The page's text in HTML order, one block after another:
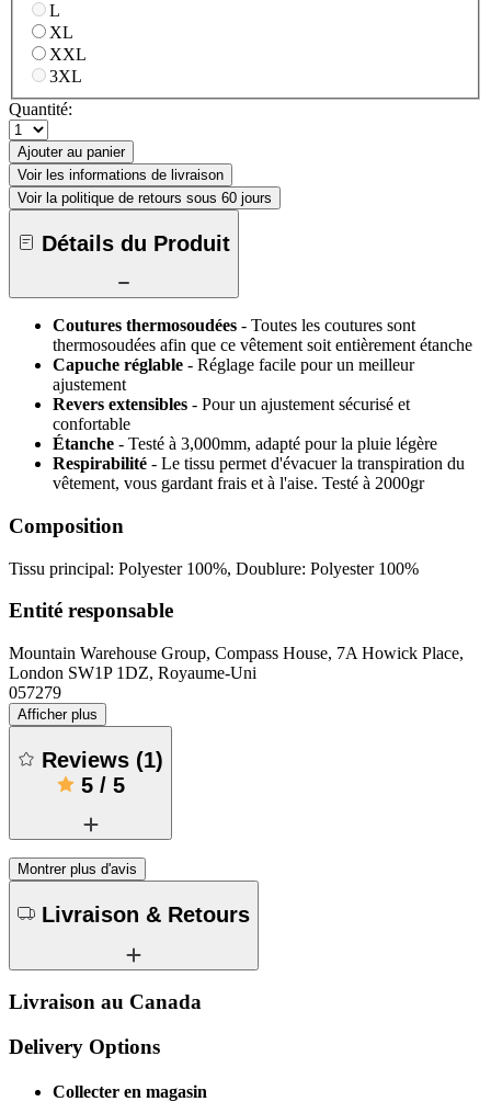
L
XL
XXL
3XL
Quantité:
Ajouter au panier
Voir les informations de livraison
Voir la politique de retours sous 60 jours
Détails du Produit
Coutures thermosoudées - Toutes les coutures sont
thermosoudées afin que ce vêtement soit entièrement étanche
Capuche réglable - Réglage facile pour un meilleur
ajustement
Revers extensibles - Pour un ajustement sécurisé et
confortable
Étanche - Testé à 3,000mm, adapté pour la pluie légère
Respirabilité - Le tissu permet d'évacuer la transpiration du
vêtement, vous gardant frais et à l'aise. Testé à 2000gr
Composition
Tissu principal: Polyester 100%, Doublure: Polyester 100%
Entité responsable
Mountain Warehouse Group, Compass House, 7A Howick Place,
London SW1P 1DZ, Royaume-Uni
057279
Afficher plus
Reviews (1)
5/ 5
Montrer plus d'avis
Livraison & Retours
Livraison au Canada
Delivery Options
Collecter en magasin